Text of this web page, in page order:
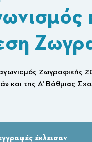
Ζωγραφικής
και της Α’ Βάθμιας
έκλεισαν